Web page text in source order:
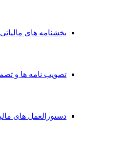
بخشنامه های مالیاتی
تصویب نامه ها و
دستورالعمل های